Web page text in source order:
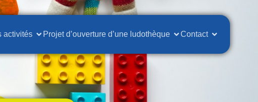
activités Projet d’ouverture d’une ludothèque Contact